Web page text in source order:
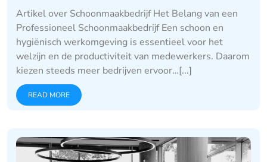
Artikel over Schoonmaakbedrijf Het Belang van een
Professioneel Schoonmaakbedrijf Een schoon en
hygiënisch werkomgeving is essentieel voor het
welzijn en de productiviteit van medewerkers. Daarom
kiezen steeds meer bedrijven ervoor…[...]
READ MORE